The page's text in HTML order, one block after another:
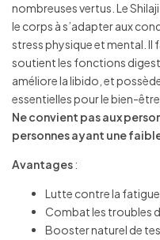
nombreuses vertus. Le
le corps à s’adapter aux
stress physique et mental. Il
soutient les fonctions
améliore la libido, et
essentielles pour le bien-être.
Ne convient pas aux
personnes ayant une
Avantages:
Lutte contre la fatigue
Combat les troubles
Booster naturel de